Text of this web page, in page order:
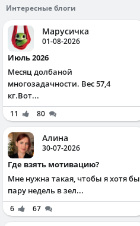
Интересные блоги
Марусичка
01-08-2026
Июль 2026
Месяц долбаной
многозадачности. Вес 57,4
кг.Вот...
11 80
Алина
30-07-2026
Где взять мотивацию?
Мне нужна такая, чтобы я хотя бы
пару недель в зел...
6 67